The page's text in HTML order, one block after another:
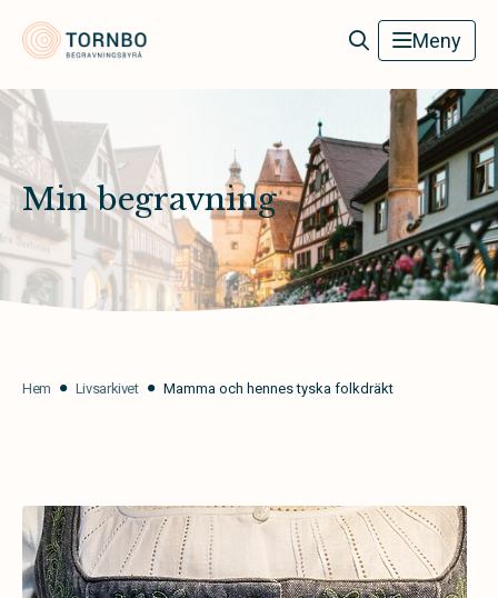
Tornbo Begravningsbyrå Meny
Min begravning
Hem Livsarkivet Mamma och hennes tyska folkdräkt